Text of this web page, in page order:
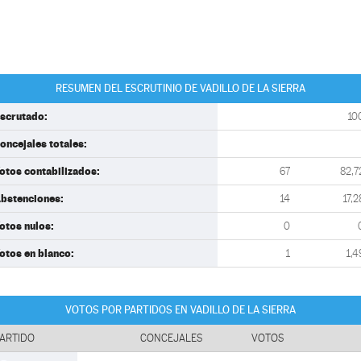
RESUMEN DEL ESCRUTINIO DE VADILLO DE LA SIERRA
totales:
contabilizados: 67
14
nulos: 0
en blanco: 1
VOTOS POR PARTIDOS EN VADILLO DE LA SIERRA
CONCEJALES VOTOS